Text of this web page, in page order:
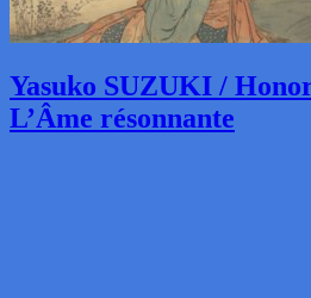
Yasuko SUZUKI /
L’Âme résonnante